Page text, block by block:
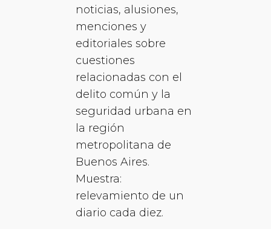
noticias, alusiones,
menciones y
editoriales sobre
cuestiones
relacionadas con el
delito común y la
seguridad urbana en
la región
metropolitana de
Buenos Aires.
Muestra:
relevamiento de un
diario cada diez.